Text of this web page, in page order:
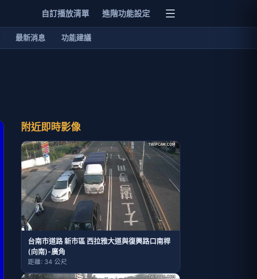
自訂播放清單 進階功能設定
最新消息 功能建議
附近即時影像
台南市道路 新市區 西拉雅大道與復興路口南桿
(向南)-廣角
距離: 34 公尺